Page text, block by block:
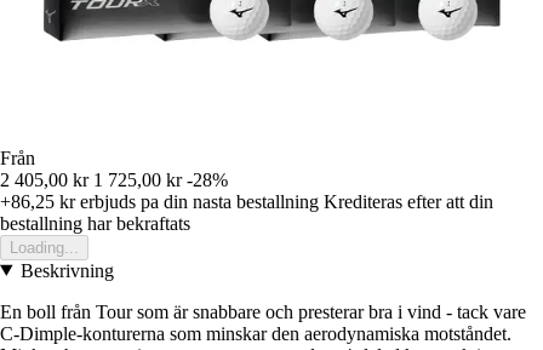
Från
2 405,00 kr 1 725,00 kr -28%
+86,25 krerbjuds pa din nasta bestallning Krediteras efter att din
bestallning har bekraftats
Loading...
Beskrivning
En boll från Tour som är snabbare och presterar bra i vind - tack vare
C-Dimple-konturerna som minskar den aerodynamiska motståndet.